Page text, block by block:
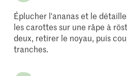
Éplucher l'ananas et le
les carottes sur une râpe à
deux, retirer le noyau, puis
tranches.